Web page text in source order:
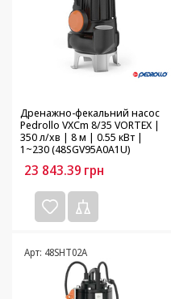
Дренажно-фекальний насос
Pedrollo VXCm 8/35 VORTEX |
350 л/хв | 8 м | 0.55 кВт |
1~230 (48SGV95A0A1U)
23 843.39 грн
Арт: 48SHT02A